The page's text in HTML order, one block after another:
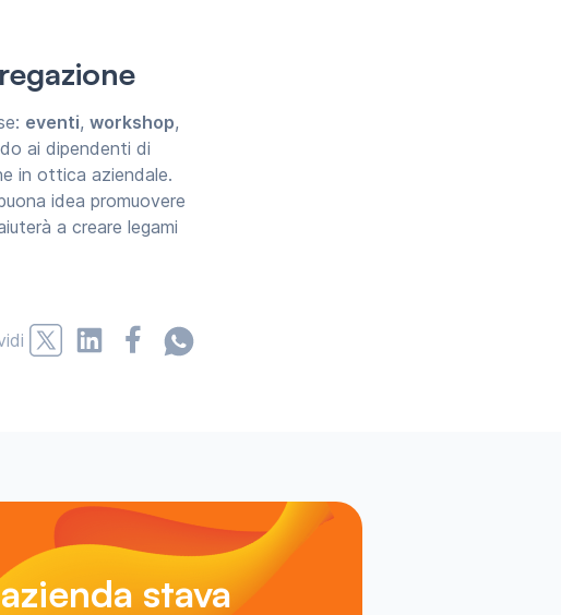
eventi, workshop,
ai dipendenti di
in ottica aziendale.
idea promuovere
a creare legami
stava